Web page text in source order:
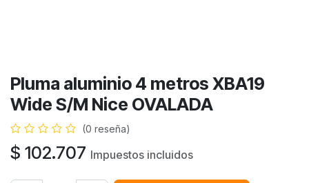
Pluma aluminio 4 metros XBA19
Wide S/M Nice OVALADA
(0 reseña)
$ 102.707 Impuestos incluidos